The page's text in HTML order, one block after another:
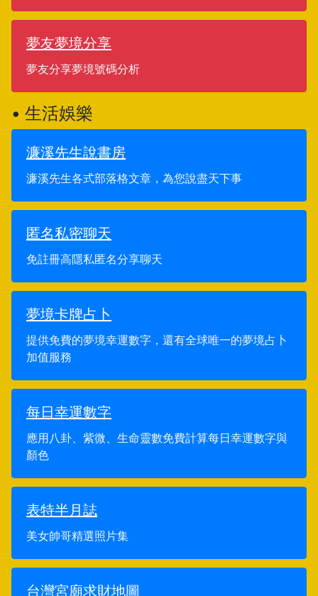
夢友夢境分享
夢友分享夢境號碼分析
• 生活娛樂
濂溪先生說書房
濂溪先生各式部落格文章，為您說盡天下事
匿名私密聊天
免註冊高隱私匿名分享聊天
夢境卡牌占卜
提供免費的夢境幸運數字，還有全球唯一的夢境占卜
加值服務
每日幸運數字
應用八卦、紫微、生命靈數免費計算每日幸運數字與
顏色
表特半月誌
美女帥哥精選照片集
台灣宮廟求財地圖